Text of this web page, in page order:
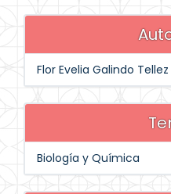
Flor Evelia Galindo Tellez
Biología y Química